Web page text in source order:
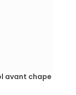
avant chape